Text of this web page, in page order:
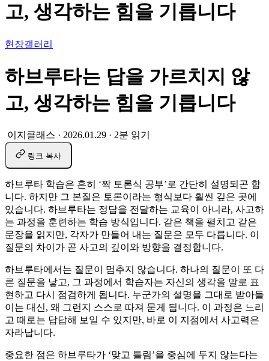
고, 생각하는 힘을 기릅니다
현장갤러리
하브루타는 답을 가르치지 않
고, 생각하는 힘을 기릅니다
이지클래스 · 2026.01.29 · 2분 읽기
링크 복사
하브루타 학습은 흔히 ‘짝 토론식 공부’로 간단히 설명되곤 합
니다. 하지만 그 본질은 토론이라는 형식보다 훨씬 깊은 곳에
있습니다. 하브루타는 정답을 전달하는 교육이 아니라, 사고하
는 과정을 훈련하는 학습 방식입니다. 같은 책을 펼치고 같은
문장을 읽지만, 각자가 만들어 내는 질문은 모두 다릅니다. 이
질문의 차이가 곧 사고의 깊이와 방향을 결정합니다.
하브루타에서는 질문이 멈추지 않습니다. 하나의 질문이 또 다
른 질문을 낳고, 그 과정에서 학습자는 자신의 생각을 말로 표
현하고 다시 점검하게 됩니다. 누군가의 설명을 그대로 받아들
이는 대신, 왜 그런지 스스로 따져 묻게 됩니다. 이 과정은 느리
고 때로는 답답해 보일 수 있지만, 바로 이 지점에서 사고력은
자라납니다.
중요한 점은 하브루타가 ‘맞고 틀림’을 중심에 두지 않는다는